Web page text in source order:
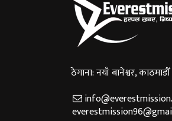
ठेगाना: नयाँ बानेश्वर,